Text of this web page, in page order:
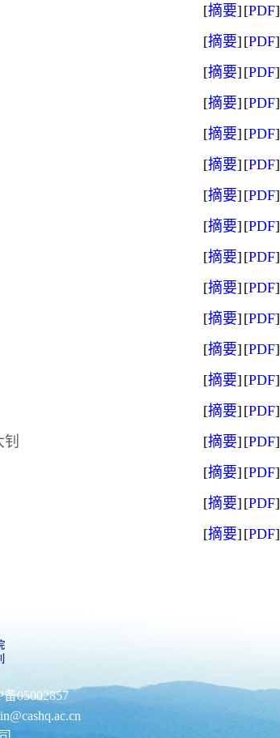
[摘要] [PDF]
[摘要] [PDF]
[摘要] [PDF]
[摘要] [PDF]
[摘要] [PDF]
[摘要] [PDF]
[摘要] [PDF]
[摘要] [PDF]
[摘要] [PDF]
[摘要] [PDF]
[摘要] [PDF]
[摘要] [PDF]
[摘要] [PDF]
[摘要] [PDF]
[摘要] [PDF]
[摘要] [PDF]
[摘要] [PDF]
[摘要] [PDF]
05002857